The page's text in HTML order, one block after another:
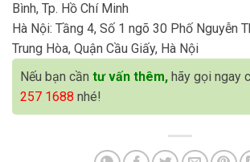
Bình, Tp. Hồ Chí Minh
Hà Nội: Tầng 4, Số 1 ngõ 30 Phố Nguyễn
Trung Hòa, Quận Cầu Giấy, Hà Nội
Nếu bạn cần tư vấn thêm, hãy gọi ngay
257 1688 nhé!